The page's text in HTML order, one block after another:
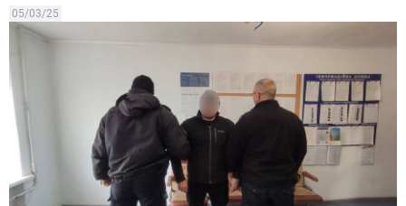
05/03/25